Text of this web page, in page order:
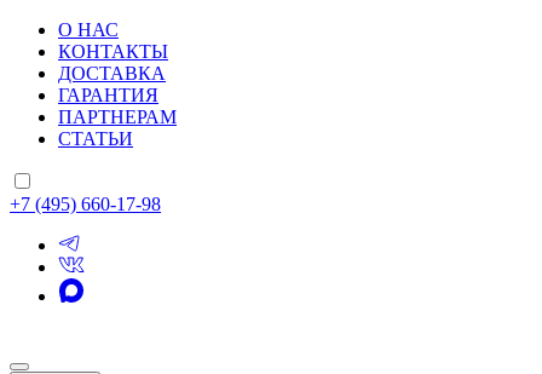
О НАС
КОНТАКТЫ
ДОСТАВКА
ГАРАНТИЯ
ПАРТНЕРАМ
СТАТЬИ
+7 (495) 660-17-98